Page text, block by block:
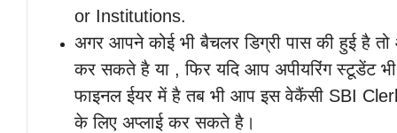
or Institutions.
अगर आपने कोई भी बैचलर डिग्री पास की हुई है
कर सकते हैया , फिर यदि आप अपीयरिंग स्टूडेंट
फाइनल ईयर में है तब भी आप इस वेकैंसी SBI
के लिए अप्लाई कर सकते है।